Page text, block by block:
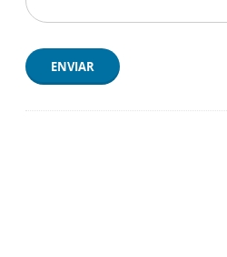
ENVIAR